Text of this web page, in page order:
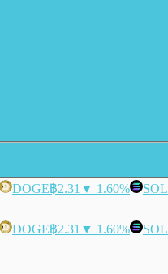
DOGE฿2.31 ▼ 1.60% SOL
DOGE฿2.31 ▼ 1.60% SOL